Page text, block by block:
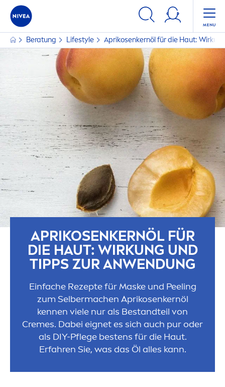
Beratung Lifestyle Aprikosenkernöl für die Haut:
APRIKOSENKERNÖL FÜR
DIE HAUT: WIRKUNG UND
TIPPS ZUR ANWENDUNG
Einfache Rezepte für Maske und Peeling
zum Selbermachen Aprikosenkernöl
kennen viele nur als Bestandteil von
Cremes. Dabei eignet es sich auch pur oder
als DIY-Pflege bestens für die Haut.
Erfahren Sie, was das Öl alles kann.